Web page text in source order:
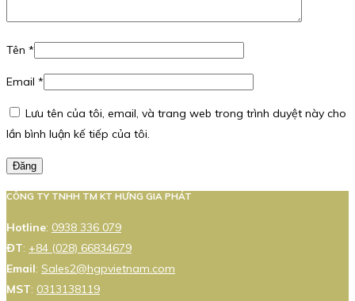
Tên *
Email *
Lưu tên của tôi, email, và trang web trong trình duyệt này cho
lần bình luận kế tiếp của tôi.
Đăng
CÔNG TY TNHH TM KT HƯNG GIA PHÁT
Hotline: 0938 336 079
ĐT: +84 (028) 66834679
Email: Sales2@hgpvietnam.com
MST: 0313138119